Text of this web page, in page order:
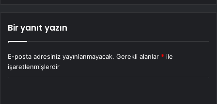
Bir yanıt yazın
E-posta adresiniz yayınlanmayacak. Gerekli alanlar * ile
işaretlenmişlerdir